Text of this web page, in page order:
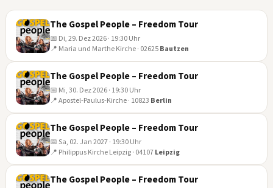
29
The Gospel People – Freedom Tour
📅 Di, 29. Dez 2026 · 19:30 Uhr
📍 Maria und Marthe Kirche · 02625 Bautzen
30
The Gospel People – Freedom Tour
📅 Mi, 30. Dez 2026 · 19:30 Uhr
📍 Apostel-Paulus-Kirche · 10823 Berlin
02
The Gospel People – Freedom Tour
📅 Sa, 02. Jan 2027 · 19:30 Uhr
📍 Philippus Kirche Leipzig · 04107 Leipzig
The Gospel People – Freedom Tour